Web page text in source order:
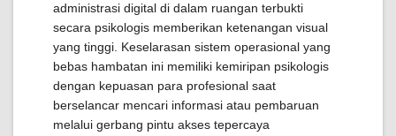
administrasi digital di dalam ruangan terbukti
secara psikologis memberikan ketenangan visual
yang tinggi. Keselarasan sistem operasional yang
bebas hambatan ini memiliki kemiripan psikologis
dengan kepuasan para profesional saat
berselancar mencari informasi atau pembaruan
melalui gerbang pintu akses tepercaya